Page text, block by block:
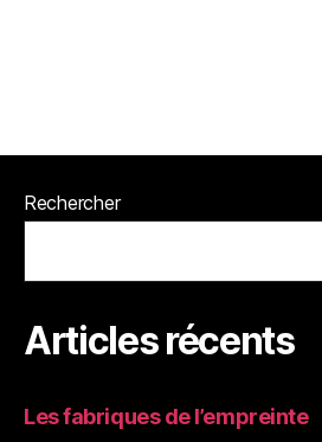
Rechercher
Articles récents
Les fabriques de l’empreinte